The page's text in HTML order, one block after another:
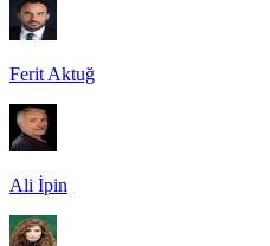
Ferit Aktuğ
Ali İpin